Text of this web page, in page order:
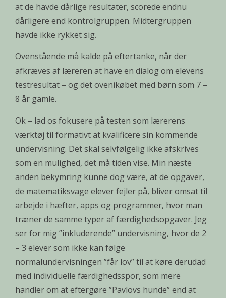
at de havde dårlige resultater, scorede endnu
dårligere end kontrolgruppen. Midtergruppen
havde ikke rykket sig.
Ovenstående må kalde på eftertanke, når der
afkræves af læreren at have en dialog om elevens
testresultat – og det ovenikøbet med børn som 7 –
8 år gamle.
Ok – lad os fokusere på testen som lærerens
værktøj til formativt at kvalificere sin kommende
undervisning. Det skal selvfølgelig ikke afskrives
som en mulighed, det må tiden vise. Min næste
anden bekymring kunne dog være, at de opgaver,
de matematiksvage elever fejler på, bliver omsat til
arbejde i hæfter, apps og programmer, hvor man
træner de samme typer af færdighedsopgaver. Jeg
ser for mig ”inkluderende” undervisning, hvor de 2
– 3 elever som ikke kan følge
normalundervisningen ”får lov” til at køre derudad
med individuelle færdighedsspor, som mere
handler om at eftergøre ”Pavlovs hunde” end at